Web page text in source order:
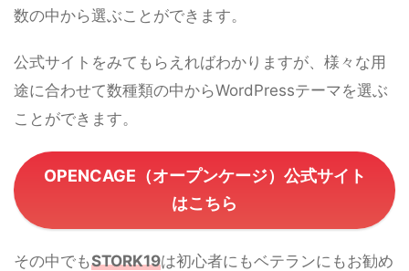
数の中から選ぶことができます。
公式サイトをみてもらえればわかりますが、様々な用
途に合わせて数種類の中からWordPressテーマを選ぶ
ことができます。
OPENCAGE（オープンケージ）公式サイト
はこちら
その中でもSTORK19は初心者にもベテランにもお勧め